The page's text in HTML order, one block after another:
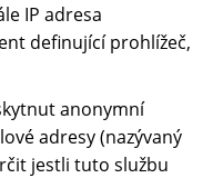
IP adresa
definující prohlížeč,
anonymní
adresy (nazývaný
jestli tuto službu